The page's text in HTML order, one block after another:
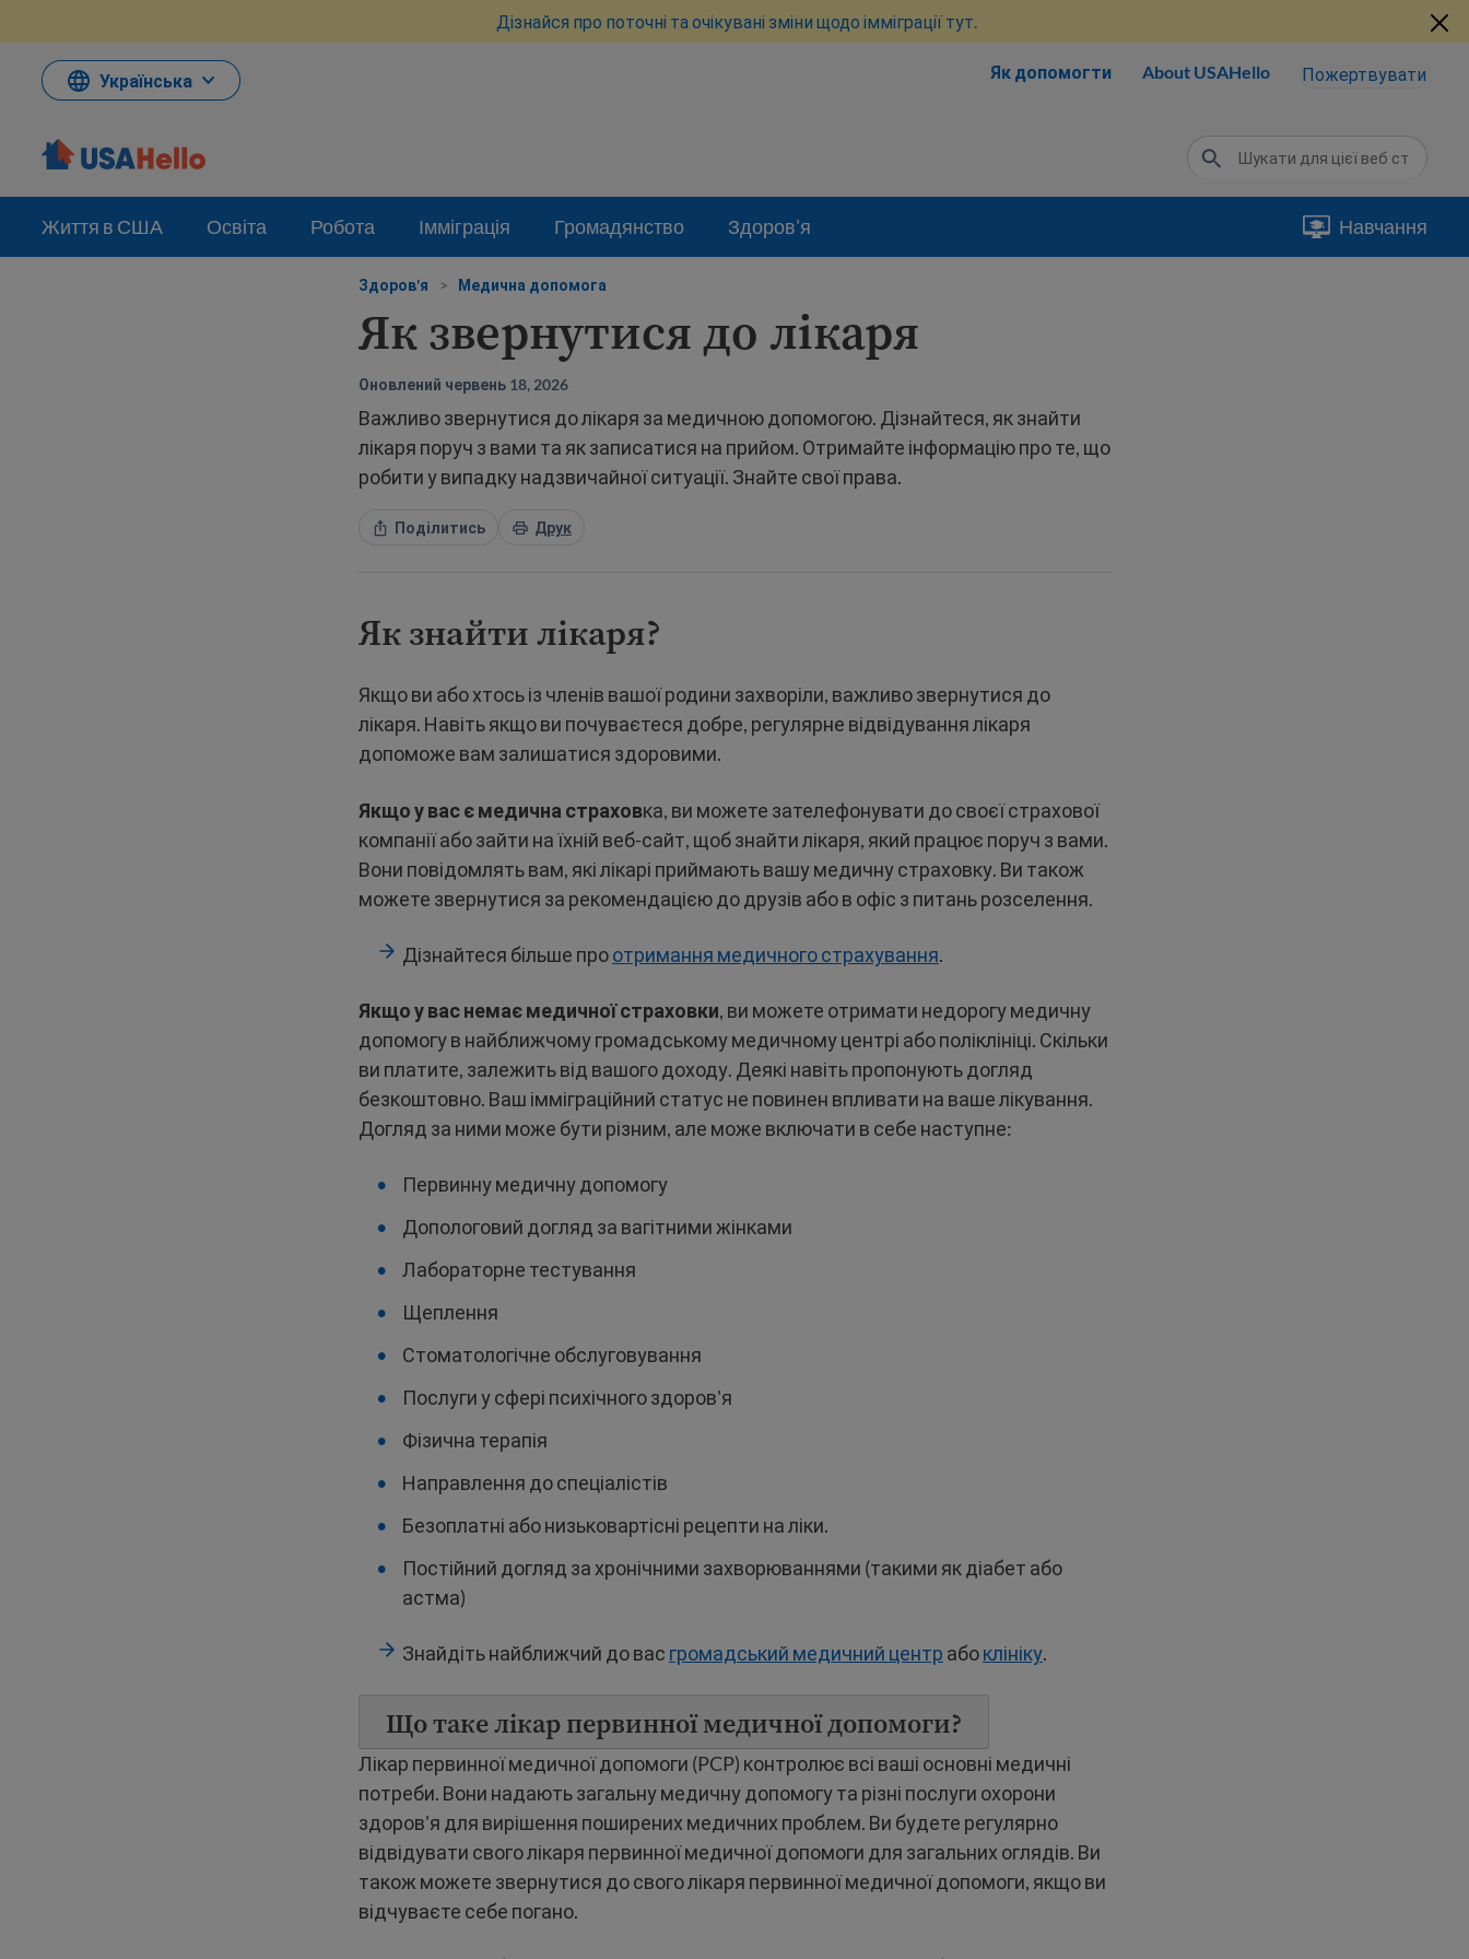
Дізнайся про поточні та очікувані зміни щодо імміграції тут.
Українська Як допомогти About USAHello Пожертвувати
Життя в США Освіта Робота Імміграція Громадянство Здоров'я Навчання
Здоров'я > Медична допомога
Як звернутися до лікаря
Оновлений червень 18, 2026
Важливо звернутися до лікаря за медичною допомогою. Дізнайтеся, як знайти
лікаря поруч з вами та як записатися на прийом. Отримайте інформацію про те, що
робити у випадку надзвичайної ситуації. Знайте свої права.
Поділитись Друк
Як знайти лікаря?
Якщо ви або хтось із членів вашої родини захворіли, важливо звернутися до
лікаря. Навіть якщо ви почуваєтеся добре, регулярне відвідування лікаря
допоможе вам залишатися здоровими.
Якщо у вас є медична страховка, ви можете зателефонувати до своєї страхової
компанії або зайти на їхній веб-сайт, щоб знайти лікаря, який працює поруч з вами.
Вони повідомлять вам, які лікарі приймають вашу медичну страховку. Ви також
можете звернутися за рекомендацією до друзів або в офіс з питань розселення.
Дізнайтеся більше проотримання медичного страхування.
Якщо у вас немає медичної страховки, ви можете отримати недорогу медичну
допомогу в найближчому громадському медичному центрі або поліклініці. Скільки
ви платите, залежить від вашого доходу. Деякі навіть пропонують догляд
безкоштовно. Ваш імміграційний статус не повинен впливати на ваше лікування.
Догляд за ними може бути різним, але може включати в себе наступне:
Первинну медичну допомогу
Допологовий догляд за вагітними жінками
Лабораторне тестування
Щеплення
Стоматологічне обслуговування
Послуги у сфері психічного здоров'я
Фізична терапія
Направлення до спеціалістів
Безоплатні або низьковартісні рецепти на ліки.
Постійний догляд за хронічними захворюваннями (такими як діабет або
астма)
Знайдіть найближчий до вас громадський медичний центр абоклініку.
Що таке лікар первинної медичної допомоги?
Лікар первинної медичної допомоги (PCP) контролює всі ваші основні медичні
потреби. Вони надають загальну медичну допомогу та різні послуги охорони
здоров'я для вирішення поширених медичних проблем. Ви будете регулярно
відвідувати свого лікаря первинної медичної допомоги для загальних оглядів. Ви
також можете звернутися до свого лікаря первинної медичної допомоги, якщо ви
відчуваєте себе погано.